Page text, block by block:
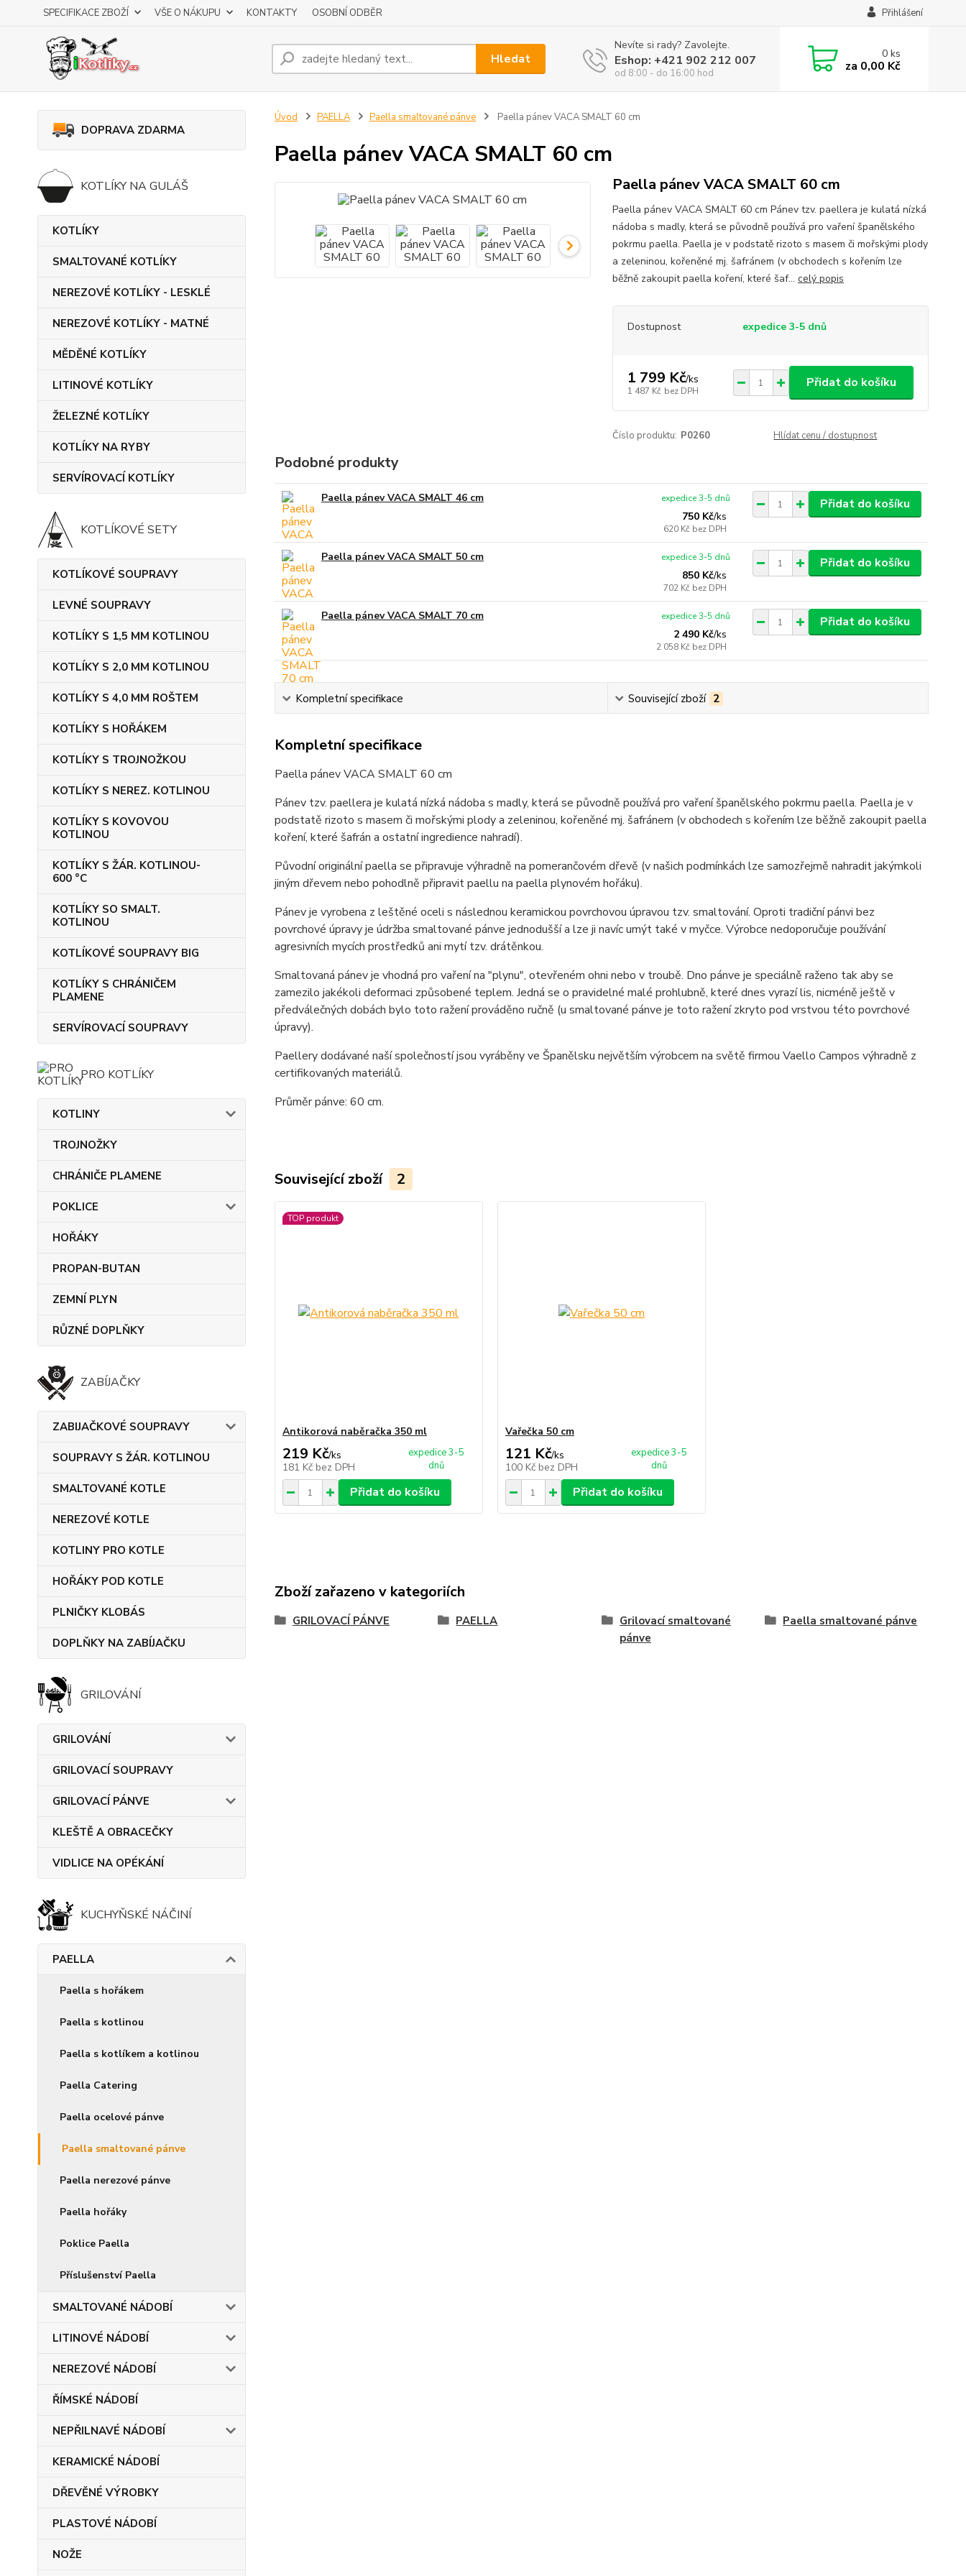
SPECIFIKACE ZBOŽÍ VŠE O NÁKUPU KONTAKTY OSOBNÍ ODBĚR Přihlášení
Hledat
Nevíte si rady? Zavolejte.
Eshop: +421 902 212 007
od 8:00 - do 16:00 hod
0ks
za 0,00 Kč
DOPRAVA ZDARMA
KOTLÍKY NA GULÁŠ
KOTLÍKY
SMALTOVANÉ KOTLÍKY
NEREZOVÉ KOTLÍKY - LESKLÉ
NEREZOVÉ KOTLÍKY - MATNÉ
MĚDĚNÉ KOTLÍKY
LITINOVÉ KOTLÍKY
ŽELEZNÉ KOTLÍKY
KOTLÍKY NA RYBY
SERVÍROVACÍ KOTLÍKY
KOTLÍKOVÉ SETY
KOTLÍKOVÉ SOUPRAVY
LEVNÉ SOUPRAVY
KOTLÍKY S 1,5 MM KOTLINOU
KOTLÍKY S 2,0 MM KOTLINOU
KOTLÍKY S 4,0 MM ROŠTEM
KOTLÍKY S HOŘÁKEM
KOTLÍKY S TROJNOŽKOU
KOTLÍKY S NEREZ. KOTLINOU
KOTLÍKY S KOVOVOU
KOTLINOU
KOTLÍKY S ŽÁR. KOTLINOU-
600 °C
KOTLÍKY SO SMALT.
KOTLINOU
KOTLÍKOVÉ SOUPRAVY BIG
KOTLÍKY S CHRÁNIČEM
PLAMENE
SERVÍROVACÍ SOUPRAVY
PRO KOTLÍKY
KOTLINY
TROJNOŽKY
CHRÁNIČE PLAMENE
POKLICE
HOŘÁKY
PROPAN-BUTAN
ZEMNÍ PLYN
RŮZNÉ DOPLŇKY
ZABÍJAČKY
ZABIJAČKOVÉ SOUPRAVY
SOUPRAVY S ŽÁR. KOTLINOU
SMALTOVANÉ KOTLE
NEREZOVÉ KOTLE
KOTLINY PRO KOTLE
HOŘÁKY POD KOTLE
PLNIČKY KLOBÁS
DOPLŇKY NA ZABÍJAČKU
GRILOVÁNÍ
GRILOVÁNÍ
GRILOVACÍ SOUPRAVY
GRILOVACÍ PÁNVE
KLEŠTĚ A OBRACEČKY
VIDLICE NA OPÉKÁNÍ
KUCHYŇSKÉ NÁČINÍ
PAELLA
Paella s hořákem
Paella s kotlinou
Paella s kotlíkem a kotlinou
Paella Catering
Paella ocelové pánve
Paella smaltované pánve
Paella nerezové pánve
Paella hořáky
Poklice Paella
Příslušenství Paella
SMALTOVANÉ NÁDOBÍ
LITINOVÉ NÁDOBÍ
NEREZOVÉ NÁDOBÍ
ŘÍMSKÉ NÁDOBÍ
NEPŘILNAVÉ NÁDOBÍ
KERAMICKÉ NÁDOBÍ
DŘEVĚNÉ VÝROBKY
PLASTOVÉ NÁDOBÍ
NOŽE
Úvod PAELLA Paella smaltované pánve Paella pánev VACA SMALT 60 cm
Paella pánev VACA SMALT 60 cm
Paella pánev VACA SMALT 60 cm
Paella pánev VACA SMALT 60 cm Pánev tzv. paellera je kulatá nízká
nádoba s madly, která se původně používá pro vaření španělského
pokrmu paella. Paella je v podstatě rizoto s masem či mořskými plody
a zeleninou, kořeněné mj. šafránem (v obchodech s kořením lze
běžně zakoupit paella koření, které šaf... celý popis
Dostupnost expedice 3-5 dnů
1 799 Kč/ks
1 487 Kč bez DPH
Přidat do košíku
Číslo produktu: P0260 Hlídat cenu / dostupnost
Podobné produkty
Paella pánev VACA SMALT 46 cm
750 Kč/ks
620 Kč bez DPH
expedice 3-5 dnů Přidat do košíku
Paella pánev VACA SMALT 50 cm
850 Kč/ks
702 Kč bez DPH
expedice 3-5 dnů Přidat do košíku
Paella pánev VACA SMALT 70 cm
2 490 Kč/ks
2 058 Kč bez DPH
expedice 3-5 dnů Přidat do košíku
Kompletní specifikace Související zboží 2
Kompletní specifikace
Paella pánev VACA SMALT 60 cm
Pánev tzv. paellera je kulatá nízká nádoba s madly, která se původně používá pro vaření španělského pokrmu paella. Paella je v
podstatě rizoto s masem či mořskými plody a zeleninou, kořeněné mj. šafránem (v obchodech s kořením lze běžně zakoupit paella
koření, které šafrán a ostatní ingredience nahradí).
Původní originální paella se připravuje výhradně na pomerančovém dřevě (v našich podmínkách lze samozřejmě nahradit jakýmkoli
jiným dřevem nebo pohodlně připravit paellu na paella plynovém hořáku).
Pánev je vyrobena z leštěné oceli s následnou keramickou povrchovou úpravou tzv. smaltování. Oproti tradiční pánvi bez
povrchové úpravy je údržba smaltované pánve jednodušší a lze ji navíc umýt také v myčce. Výrobce nedoporučuje používání
agresivních mycích prostředků ani mytí tzv. drátěnkou.
Smaltovaná pánev je vhodná pro vaření na "plynu", otevřeném ohni nebo v troubě. Dno pánve je speciálně raženo tak aby se
zamezilo jakékoli deformaci způsobené teplem. Jedná se o pravidelné malé prohlubně, které dnes vyrazí lis, nicméně ještě v
předválečných dobách bylo toto ražení prováděno ručně (u smaltované pánve je toto ražení zkryto pod vrstvou této povrchové
úpravy).
Paellery dodávané naší společností jsou vyráběny ve Španělsku největším výrobcem na světě firmou Vaello Campos výhradně z
certifikovaných materiálů.
Průměr pánve: 60 cm.
Související zboží 2
TOP produkt
Antikorová naběračka 350 ml
219 Kč/ks
181 Kč bez DPH
expedice 3-5
dnů
Přidat do košíku
Vařečka 50 cm
121 Kč/ks
100 Kč bez DPH
expedice 3-5
dnů
Přidat do košíku
Zboží zařazeno v kategoriích
GRILOVACÍ PÁNVE PAELLA
Grilovací smaltované
pánve
Paella smaltované pánve